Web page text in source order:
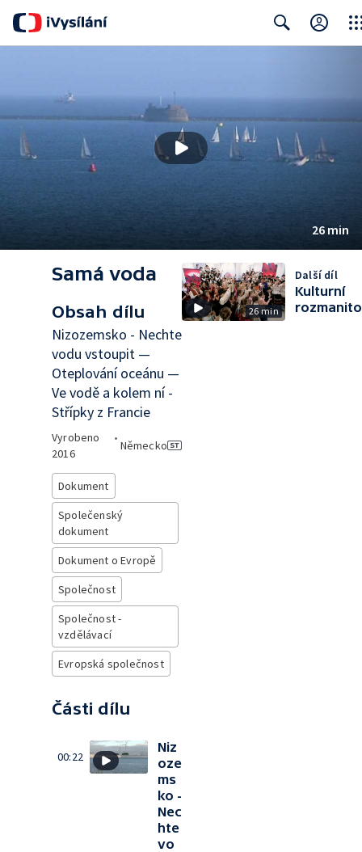
26 min
Samá voda
Obsah dílu
Nizozemsko - Nechte
vodu vstoupit —
Oteplování oceánu —
Ve vodě a kolem ní -
Střípky z Francie
Vyrobeno
2016
•
Německo
Dokument
Společenský
dokument
Dokument o Evropě
Společnost
Společnost -
vzdělávací
Evropská společnost
Části dílu
00:22
Niz
oze
ms
ko -
Nec
hte
vo
26 min
Další díl
Kulturní